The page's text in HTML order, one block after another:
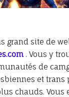
grand site de
. Vous y
de
et trans
chauds. Vous